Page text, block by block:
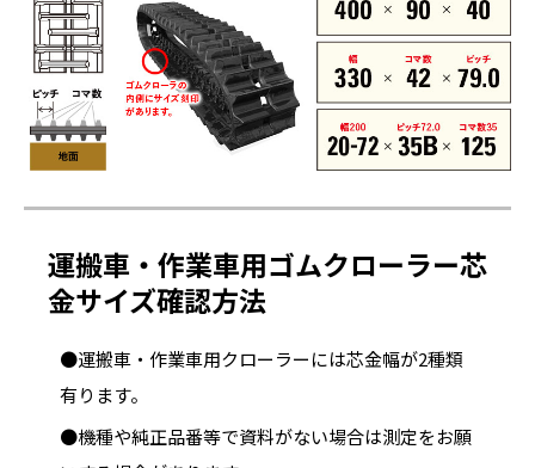
運搬車・作業車用ゴムクローラー芯
金サイズ確認方法
●運搬車・作業車用クローラーには芯金幅が2種類
有ります。
●機種や純正品番等で資料がない場合は測定をお願